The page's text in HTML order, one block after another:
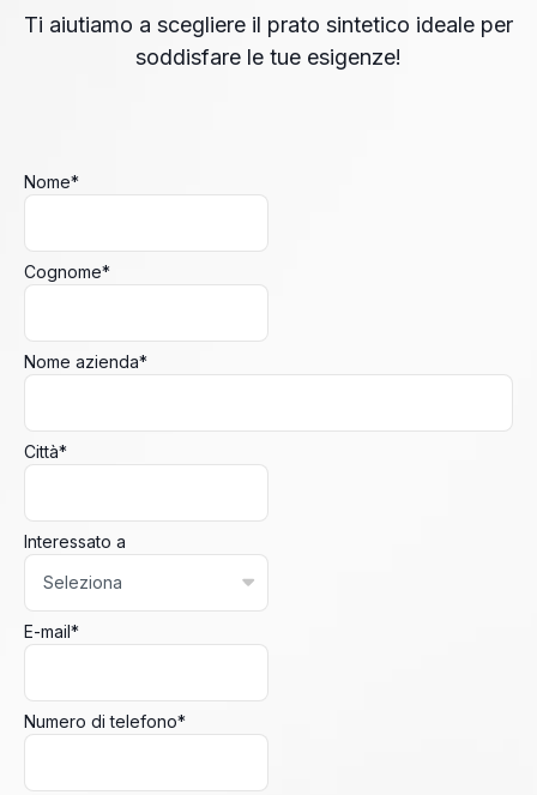
Ti aiutiamo a scegliere il prato sintetico ideale per
soddisfare le tue esigenze!
Nome*
Cognome*
Nome azienda*
Città*
Interessato a
E-mail*
Numero di telefono*